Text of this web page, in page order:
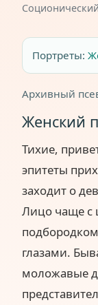
Портреты:
Архивный
Женский
Тихие,
эпитеты
заходит о
Лицо чаще
глазами.
моложавые